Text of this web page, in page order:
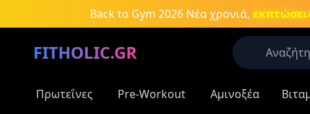
Μετάβαση στο κύριο περιεχόμενο
Back to Gym 2026 Νέα χρονιά,
FITHOLIC.GR
Οι
Πρωτεΐνες Pre-Workout Αμινοξέα